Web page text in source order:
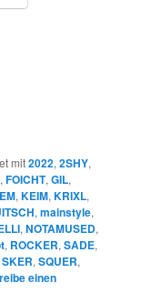
mit2022,2SHY,
,FOICHT,GIL,
,KEIM,KRIXL,
,mainstyle,
,NOTAMUSED,
, ROCKER,SADE,
SKER,SQUER,
einen